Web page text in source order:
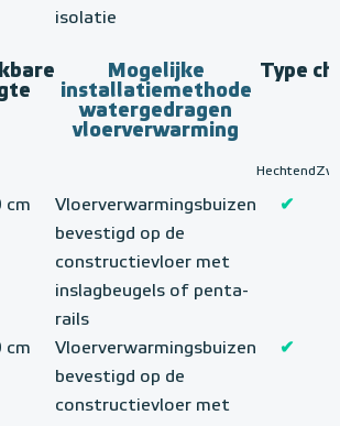
isolatie
Mogelijke
installatiemethode
watergedragen
vloerverwarming
Type
Hechtend
cm
Vloerverwarmingsbuizen
bevestigd op de
constructievloer met
inslagbeugels of penta-
rails
✔
cm
Vloerverwarmingsbuizen
bevestigd op de
constructievloer met
✔